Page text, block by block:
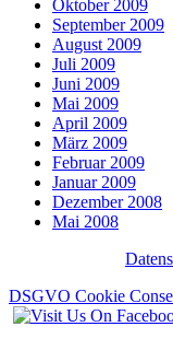
Oktober 2009
September 2009
August 2009
Juli 2009
Juni 2009
Mai 2009
April 2009
März 2009
Februar 2009
Januar 2009
Dezember 2008
Mai 2008
DSGVO Cookie